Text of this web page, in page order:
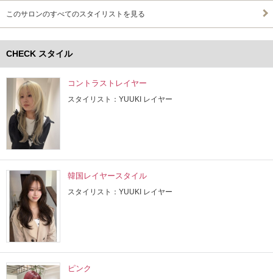
このサロンのすべてのスタイリストを見る
CHECK スタイル
コントラストレイヤー
スタイリスト：YUUKI レイヤー
韓国レイヤースタイル
スタイリスト：YUUKI レイヤー
ピンク